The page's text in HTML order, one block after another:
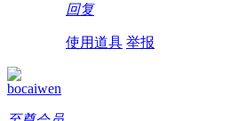
回复
使用道具 举报
bocaiwen